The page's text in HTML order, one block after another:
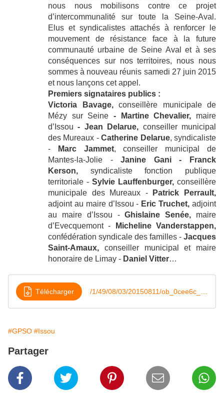
nous nous mobilisons contre ce projet
d’intercommunalité sur toute la Seine-Aval.
Elus et syndicalistes attachés à renforcer le
mouvement de résistance face à la future
communauté urbaine de Seine Aval et à ses
conséquences sur nos territoires, nous nous
sommes à nouveau réunis samedi 27 juin 2015
et nous lançons cet appel.
Premiers signataires publics :
Victoria Bavage, conseillère municipale de
Mézy sur Seine - Martine Chevalier, maire
d’Issou - Jean Delarue, conseiller municipal
des Mureaux -Catherine Delarue, syndicaliste
-
Marc Jammet, conseiller municipal de
Mantes-la-Jolie -Janine Gani - Franck
Kerson, syndicaliste fonction publique
territoriale - Sylvie Lauffenburger, conseillère
municipale des Mureaux -
Patrick Perrault,
adjoint au maire d’Issou - Eric Truchet, adjoint
au maire d’Issou -Ghislaine Senée, maire
d’Evecquemont -
Micheline Vanderstappen,
confédération syndicale des familles - Jacques
Saint-Amaux, conseiller municipal et maire
honoraire de Limay - Daniel Vitter…
Télécharger
#GPSO #Issou
Partager